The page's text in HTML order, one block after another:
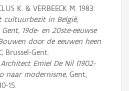
K. & VERBEECK M. 1983:
cultuurbezit in België,
19de- en 20ste-eeuwse
door de eeuwen heen
Brussel-Gent.
Architect Emiel De Nil (1902-
naar modernisme,Gent,
15.